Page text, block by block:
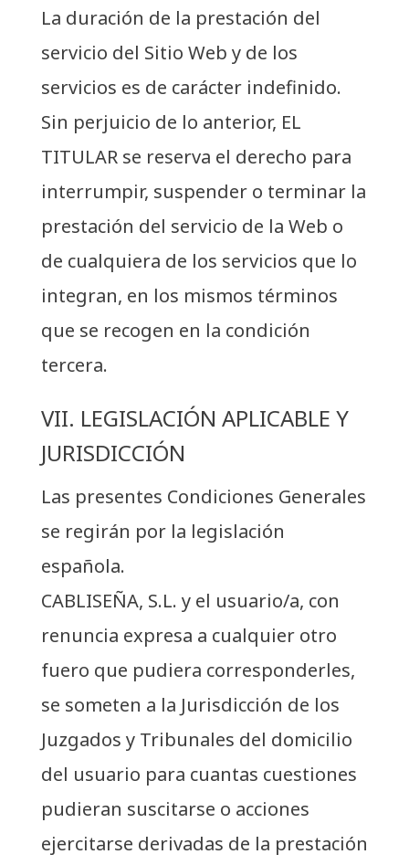
La duración de la prestación del
servicio del Sitio Web y de los
servicios es de carácter indefinido.
Sin perjuicio de lo anterior, EL
TITULAR se reserva el derecho para
interrumpir, suspender o terminar la
prestación del servicio de la Web o
de cualquiera de los servicios que lo
integran, en los mismos términos
que se recogen en la condición
tercera.
VII. LEGISLACIÓN APLICABLE Y
JURISDICCIÓN
Las presentes Condiciones Generales
se regirán por la legislación
española.
CABLISEÑA, S.L. y el usuario/a, con
renuncia expresa a cualquier otro
fuero que pudiera corresponderles,
se someten a la Jurisdicción de los
Juzgados y Tribunales del domicilio
del usuario para cuantas cuestiones
pudieran suscitarse o acciones
ejercitarse derivadas de la prestación